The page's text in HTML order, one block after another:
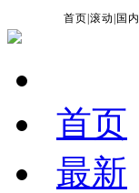
首页 |滚动 国内
首页
最新